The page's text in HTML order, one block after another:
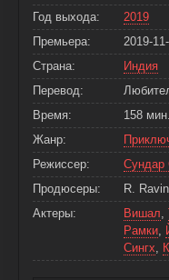
Год выхода:
2019
Премьера:
2019-
Страна:
Индия
Перевод:
Время:
158
Жанр:
Режиссер:
Сундар
Продюсеры:
R.
Актеры:
Вишал,
Рамки,
Сингх,